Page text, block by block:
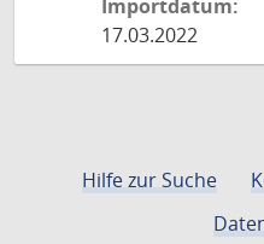
Importdatum:
17.03.2022
Hilfe zur Suche